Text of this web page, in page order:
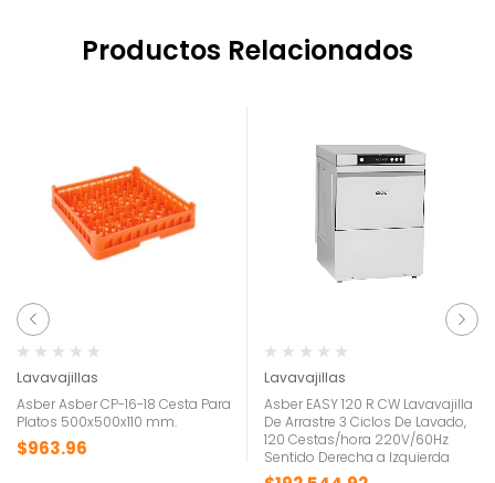
Productos Relacionados
Lavavajillas
Asber Asber CP-16-18 Cesta Para
Platos 500x500x110 mm.
$963.96
Lavavajillas
Asber EASY 120 R CW Lavavajilla
De Arrastre 3 Ciclos De Lavado,
120 Cestas/hora 220V/60Hz
Sentido Derecha a Izquierda